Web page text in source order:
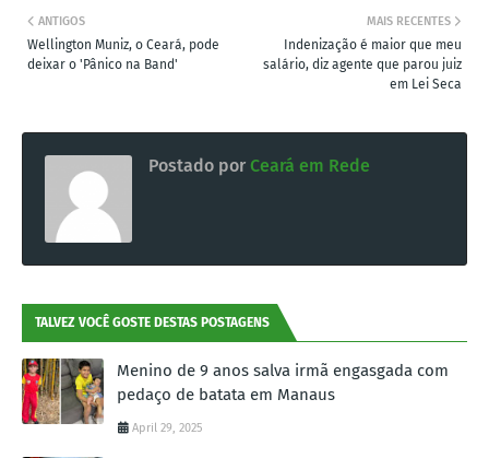
MAIS RECENTES
Indenização é maior que meu
salário, diz agente que parou juiz
em Lei Seca
ANTIGOS
Wellington Muniz, o Ceará, pode
deixar o 'Pânico na Band'
Postado por Ceará em Rede
TALVEZ VOCÊ GOSTE DESTAS POSTAGENS
Menino de 9 anos salva irmã engasgada com
pedaço de batata em Manaus
April 29, 2025